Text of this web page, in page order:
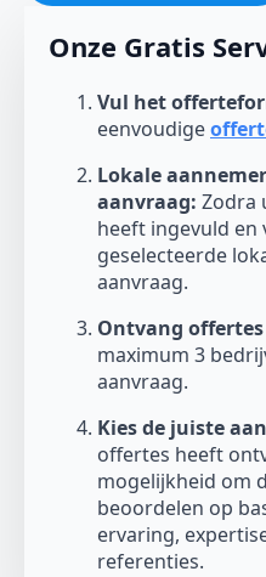
Onze Gratis
Vul het
eenvoudige
Lokale
aanvraag: Zodra
heeft ingevuld en
geselecteerde
aanvraag.
Ontvang
maximum 3
aanvraag.
Kies de juiste
offertes heeft
mogelijkheid om
beoordelen op
ervaring,
referenties.